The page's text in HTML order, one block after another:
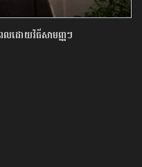
មពលដោយវិធីសាមញ្ញៗ